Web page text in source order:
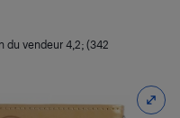
du vendeur 4,2; (342